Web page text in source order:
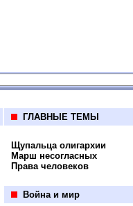
ГЛАВНЫЕ ТЕМЫ
Щупальца олигархии
Марш несогласных
Права человеков
Война и мир